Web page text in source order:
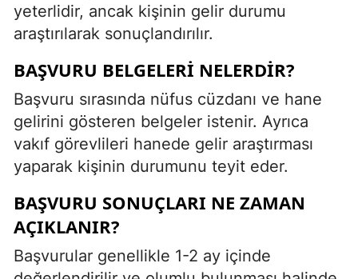
yeterlidir, ancak kişinin gelir durumu
araştırılarak sonuçlandırılır.
BAŞVURU BELGELERI NELERDIR?
Başvuru sırasında nüfus cüzdanı ve hane
gelirini gösteren belgeler istenir. Ayrıca
vakıf görevlileri hanede gelir araştırması
yaparak kişinin durumunu teyit eder.
BAŞVURU SONUÇLARI NE ZAMAN
AÇIKLANIR?
Başvurular genellikle 1-2 ay içinde